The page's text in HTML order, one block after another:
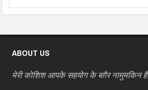
ABOUT US
मेरी कोशिश आपके सहयोग के बग़ैर नामुमकिन